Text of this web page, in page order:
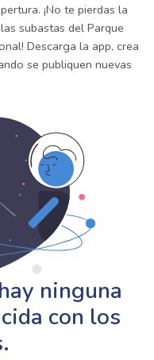
¡No te pierdas la
subastas del Parque
Descarga la app, crea
se publiquen nuevas
ninguna
con los